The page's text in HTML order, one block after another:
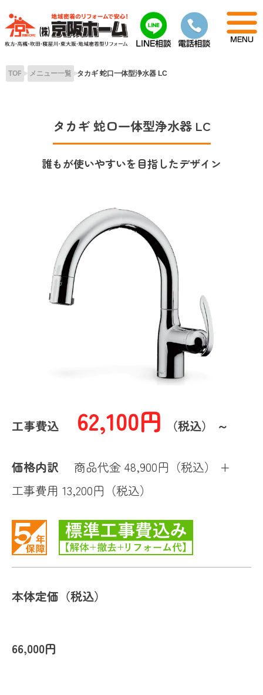
content
TOP メニュー一覧 タカギ 蛇口一体型浄水器 LC
タカギ 蛇口一体型浄水器 LC
誰もが使いやすいを目指したデザイン
工事費込 62,100円 （税込） ～
価格内訳 商品代金 48,900円（税込） +
工事費用 13,200円（税込）
本体定価（税込）
66,000円